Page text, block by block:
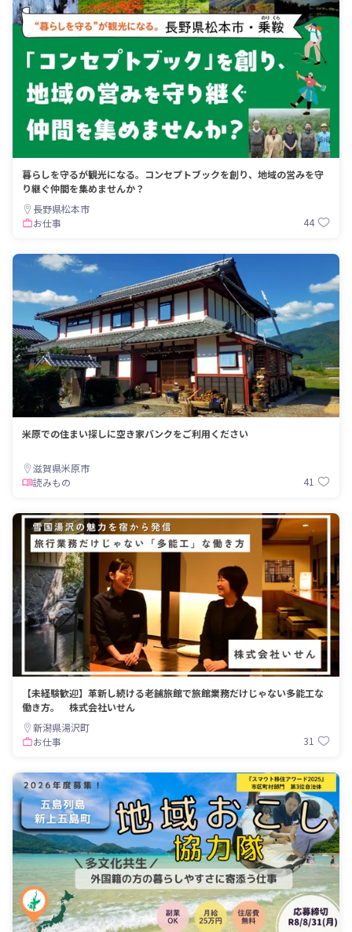
暮らしを守るが観光になる。コンセプトブックを創り、地域の営みを守
り継ぐ仲間を集めませんか？
長野県松本市
お仕事
44
米原での住まい探しに空き家バンクをご利用ください
滋賀県米原市
読みもの
41
【未経験歓迎】革新し続ける老舗旅館で旅館業務だけじゃない多能工な
働き方。 株式会社いせん
新潟県湯沢町
お仕事
31